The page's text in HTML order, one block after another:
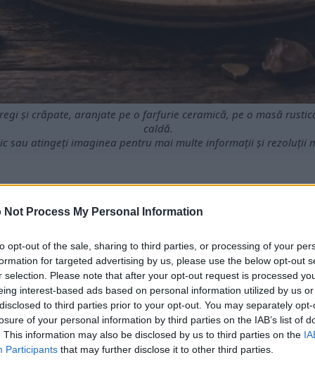
Not Process My Personal Information
opt-out of the sale, sharing to third parties, or processing of your
for targeted advertising by us, please use the below opt-out
selection. Please note that after your opt-out request is processed
interest-based ads based on personal information utilized by us
to third parties prior to your opt-out. You may separately
of your personal information by third parties on the IAB’s list of
This information may also be disclosed by us to third parties on the
Participants that may further disclose it to other third parties.
și crăpate, aranjate pe o farfurie ceramică, pe o masă
caldă.
sau atingeți imaginea pentru mai multe informații și rezoluții
pline de grăsimi sănătoase și nutrienți esențiali.
semnificativ sănătatea inimii.
de slăbire datorită proprietăților lor sațioase.
din nucile de macadamia susține sănătatea generală.
dieta ta poate îmbunătăți sănătatea digestivă.
de combatere a cancerului.
de macadamia